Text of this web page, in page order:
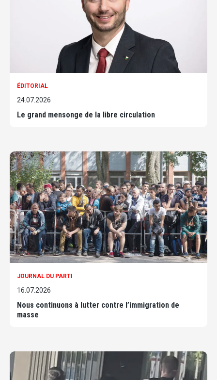
ÉDITORIAL
24.07.2026
Le grand mensonge de la libre circulation
JOURNAL DU PARTI
16.07.2026
Nous continuons à lutter contre l’immigration de
masse